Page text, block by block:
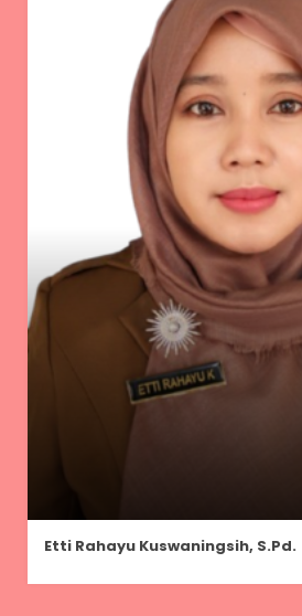
Etti Rahayu Kuswaningsih, S.Pd.